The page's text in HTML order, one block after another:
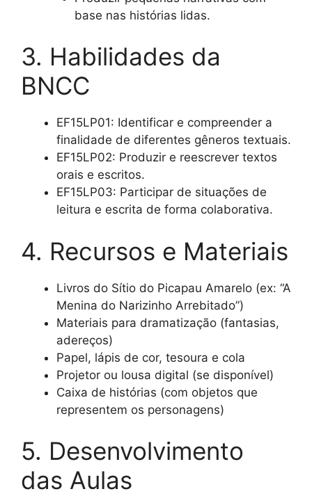
base nas histórias lidas.
3. Habilidades da
BNCC
EF15LP01: Identificar e compreender a
finalidade de diferentes gêneros textuais.
EF15LP02: Produzir e reescrever textos
orais e escritos.
EF15LP03: Participar de situações de
leitura e escrita de forma colaborativa.
4. Recursos e Materiais
Livros do Sítio do Picapau Amarelo (ex: “A
Menina do Narizinho Arrebitado”)
Materiais para dramatização (fantasias,
adereços)
Papel, lápis de cor, tesoura e cola
Projetor ou lousa digital (se disponível)
Caixa de histórias (com objetos que
representem os personagens)
5. Desenvolvimento
das Aulas